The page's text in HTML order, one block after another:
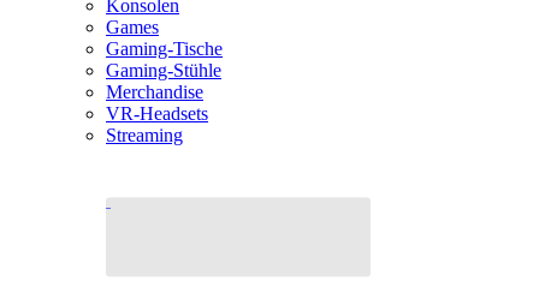
Konsolen
Games
Gaming-Tische
Gaming-Stühle
Merchandise
VR-Headsets
Streaming